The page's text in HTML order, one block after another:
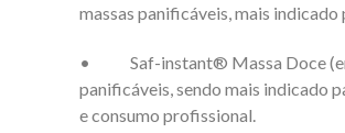
massas panificáveis, mais
• Saf-instant® Massa Doce
panificáveis, sendo mais indicado
e consumo profissional.